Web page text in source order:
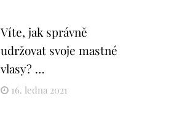
Víte, jak správně
udržovat svoje mastné
vlasy? …
16. ledna 2021